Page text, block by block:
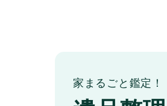
家まるごと鑑定！